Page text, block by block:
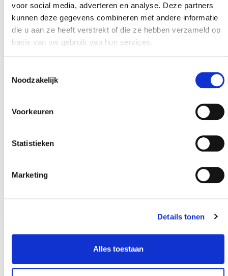
voor social media, adverteren en analyse. Deze partners
kunnen deze gegevens combineren met andere informatie
die u aan ze heeft verstrekt of die ze hebben verzameld op
basis van uw gebruik van hun services.
Noodzakelijk
Voorkeuren
Statistieken
Marketing
Details tonen
Alles toestaan